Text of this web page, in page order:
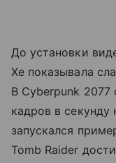
До установки
Xe показывала
В Cyberpunk 2077
кадров в секунду
запускался
Tomb Raider